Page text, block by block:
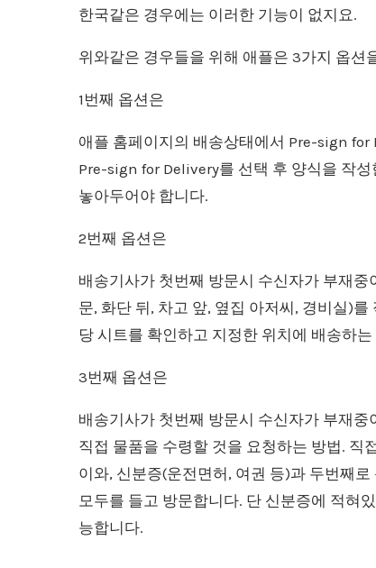
한국같은 경우에는 이러한 기능이 없지요.
위와같은 경우들을 위해 애플은 3가지 옵션
1번째 옵션은
애플 홈페이지의 배송상태에서 Pre-sign
Pre-sign for Delivery를 선택 후 양식을 작
놓아두어야 합니다.
2번째 옵션은
배송기사가 첫번째 방문시 수신자가 부재
문, 화단 뒤, 차고 앞, 옆집 아저씨, 경비실)
당 시트를 확인하고 지정한 위치에 배송하는
3번째 옵션은
배송기사가 첫번째 방문시 수신자가 부재
직접 물품을 수령할 것을 요청하는 방법. 직
이와, 신분증(운전면허, 여권 등)과 두번째
모두를 들고 방문합니다. 단 신분증에 적혀
능합니다.